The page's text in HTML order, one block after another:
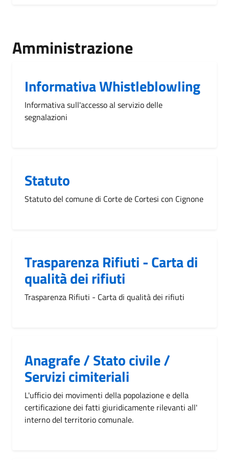
Amministrazione
Informativa Whistleblowling
Informativa sull'accesso al servizio delle
segnalazioni
Statuto
Statuto del comune di Corte de Cortesi con Cignone
Trasparenza Rifiuti - Carta di
qualità dei rifiuti
Trasparenza Rifiuti - Carta di qualità dei rifiuti
Anagrafe / Stato civile /
Servizi cimiteriali
L'ufficio dei movimenti della popolazione e della
certificazione dei fatti giuridicamente rilevanti all'
interno del territorio comunale.